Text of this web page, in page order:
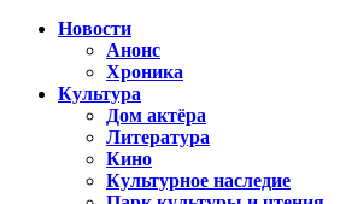
Новости
Анонс
Хроника
Культура
Дом актёра
Литература
Кино
Культурное наследие